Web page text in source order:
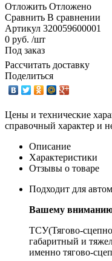
Отложить Отложено
Сравнить В сравнении
Артикул 320059600001
0 руб. /шт
Под заказ
Рассчитать доставку
Поделиться
Цены и технические
справочный характер и
Описание
Характеристики
Отзывы о товаре
Подходит для
Вашему вниманию
ТСУ(Тягово-
габаритный и
именно тягово-